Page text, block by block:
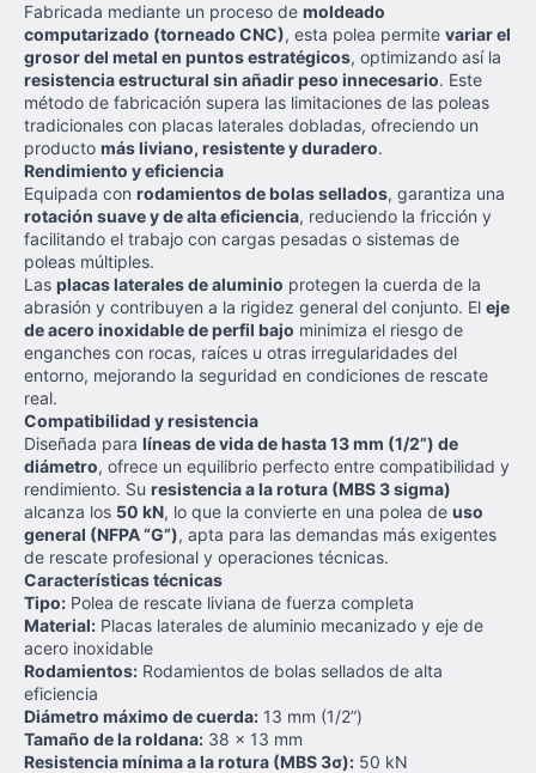
Fabricada mediante un proceso de moldeado
computarizado (torneado CNC), esta polea permite variar el
grosor del metal en puntos estratégicos, optimizando así la
resistencia estructural sin añadir peso innecesario. Este
método de fabricación supera las limitaciones de las poleas
tradicionales con placas laterales dobladas, ofreciendo un
producto más liviano, resistente y duradero.
Rendimiento y eficiencia
Equipada con rodamientos de bolas sellados, garantiza una
rotación suave y de alta eficiencia, reduciendo la fricción y
facilitando el trabajo con cargas pesadas o sistemas de
poleas múltiples.
Las placas laterales de aluminio protegen la cuerda de la
abrasión y contribuyen a la rigidez general del conjunto. El eje
de acero inoxidable de perfil bajo minimiza el riesgo de
enganches con rocas, raíces u otras irregularidades del
entorno, mejorando la seguridad en condiciones de rescate
real.
Compatibilidad y resistencia
Diseñada para líneas de vida de hasta 13 mm (1/2”) de
diámetro, ofrece un equilibrio perfecto entre compatibilidad y
rendimiento. Su resistencia a la rotura (MBS 3 sigma)
alcanza los 50 kN, lo que la convierte en una polea de uso
general (NFPA “G”), apta para las demandas más exigentes
de rescate profesional y operaciones técnicas.
Características técnicas
Tipo: Polea de rescate liviana de fuerza completa
Material: Placas laterales de aluminio mecanizado y eje de
acero inoxidable
Rodamientos: Rodamientos de bolas sellados de alta
eficiencia
Diámetro máximo de cuerda: 13 mm (1/2”)
Tamaño de la roldana: 38 x 13 mm
Resistencia mínima a la rotura (MBS 3σ): 50 kN